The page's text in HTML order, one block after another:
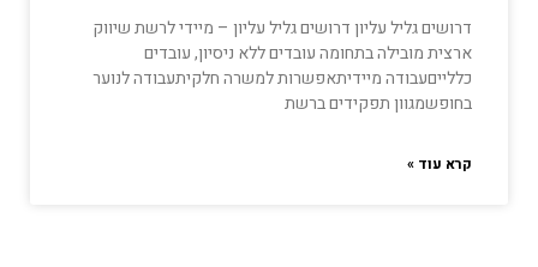
דרושים גליל עליון דרושים גליל עליון – מיידי לרשת שיווק
ארצית מובילה בתחומה עובדים ללא ניסיון, עובדים
כללייםעבודה מיידיתאפשרות למשרה חלקיתעבודה לנוער
בחופשמגוון תפקידים ברשת
קרא עוד »